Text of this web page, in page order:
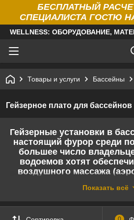
БЕСПЛАТНЫЙ
СПЕЦИАЛИСТА ГОСТЮ
WELLNESS: ОБОРУДОВАНИЕ,
Товары и услуги Бассейны
Гейзерное плато для бассейнов
Гейзерные установки в
настоящий фурор среди
большее число
водоемов хотят
воздушного массажа
получить массуПоказать всё